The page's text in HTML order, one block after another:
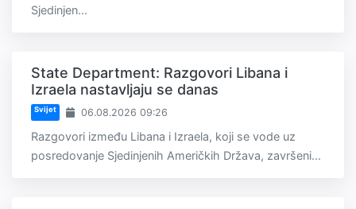
Sjedinjen...
State Department: Razgovori Libana i
Izraela nastavljaju se danas
Svijet 06.08.2026 09:26
Razgovori između Libana i Izraela, koji se vode uz
posredovanje Sjedinjenih Američkih Država, završeni...